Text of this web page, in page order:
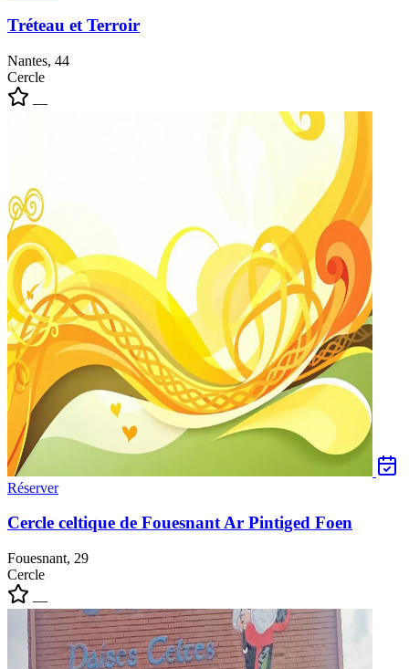
Tréteau et Terroir
Nantes, 44
Cercle
—
Réserver
Cercle celtique de Fouesnant Ar Pintiged Foen
Fouesnant, 29
Cercle
—